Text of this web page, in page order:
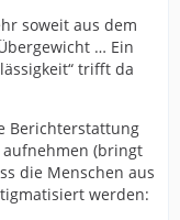
soweit aus dem
… Ein
trifft da
Berichterstattung
(bringt
die Menschen aus
werden: